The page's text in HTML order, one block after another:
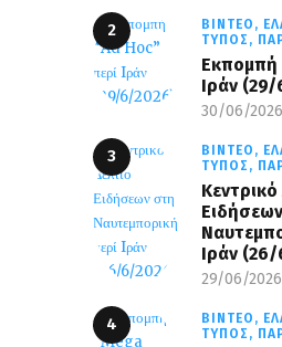
ΒΊΝΤΕΟ,
ΤΎΠΟΣ,
Εκπομπή
Iράν (29/
30/06/2026
ΒΊΝΤΕΟ,
ΤΎΠΟΣ,
Κεντρικό
Iράν
29/06/2026
ΒΊΝΤΕΟ,
ΤΎΠΟΣ,